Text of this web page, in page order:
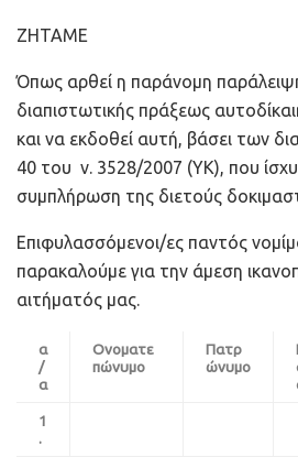
ΖΗΤΑΜΕ
Όπως αρθεί η παράνομη
διαπιστωτικής πράξεως
και να εκδοθεί αυτή, βάσει των
40 του ν. 3528/2007 (ΥΚ), που
συμπλήρωση της διετούς
Επιφυλασσόμενοι/ες παντός
παρακαλούμε για την άμεση
αιτήματός μας.
α
/
α
Ονοματε
πώνυμο
Πατρ
ώνυμο
1
.